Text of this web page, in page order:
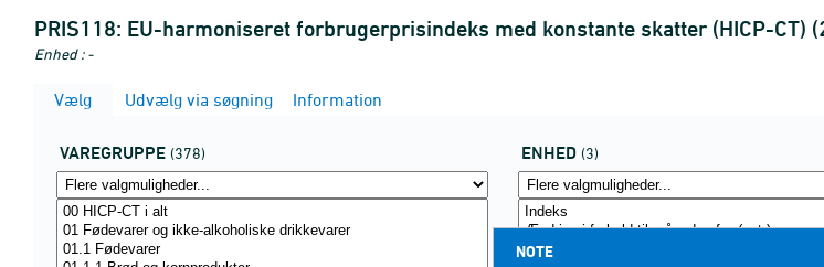
PRIS118: EU-harmoniseret forbrugerprisindeks med konstante skatter (HICP-CT)
Enhed : -
Vælg Udvælg via søgning Information
VAREGRUPPE (378) ENHED (3)
NOTE